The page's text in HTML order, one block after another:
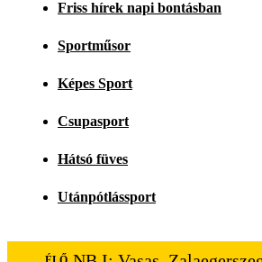
Friss hírek napi bontásban
Sportműsor
Képes Sport
Csupasport
Hátsó füves
Utánpótlássport